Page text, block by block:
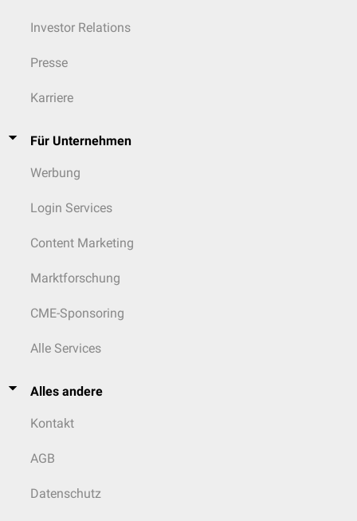
Investor Relations
Presse
Karriere
Für Unternehmen
Werbung
Login Services
Content Marketing
Marktforschung
CME-Sponsoring
Alle Services
Alles andere
Kontakt
AGB
Datenschutz